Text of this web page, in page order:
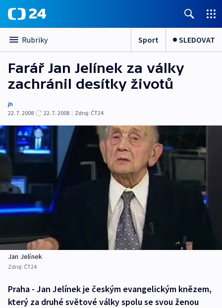
Rubriky Sport SLEDOVAT
Farář Jan Jelínek za války
zachránil desítky životů
jh
22. 7. 2008
22. 7. 2008 | Zdroj: ČT24
Jan Jelínek
Zdroj: ČT24
Praha - Jan Jelínek je českým evangelickým knězem,
který za druhé světové války spolu se svou ženou